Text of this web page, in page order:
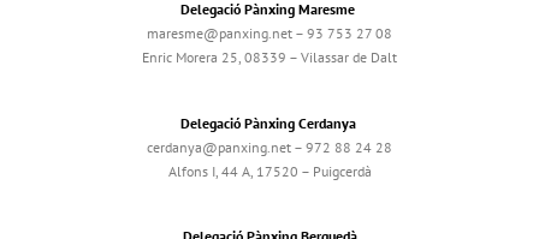
Delegació Pànxing Maresme
maresme@panxing.net – 93 753 27 08
Enric Morera 25, 08339 – Vilassar de Dalt
Delegació Pànxing Cerdanya
cerdanya@panxing.net – 972 88 24 28
Alfons I, 44 A, 17520 – Puigcerdà